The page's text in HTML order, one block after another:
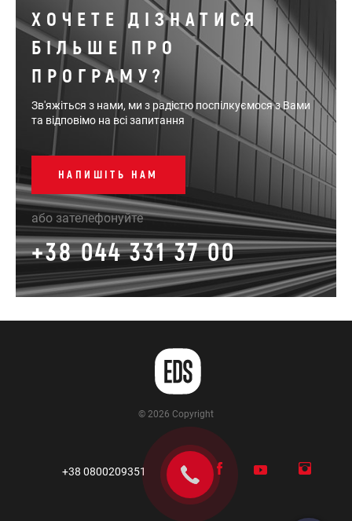
ХОЧЕТЕ ДІЗНАТИСЯ
БІЛЬШЕ ПРО
ПРОГРАМУ?
Зв'яжіться з нами, ми з радістю поспілкуємося з Вами
та відповімо на всі запитання
НАПИШІТЬ НАМ
або зателефонуйте
+38 044 331 37 00
© 2026 Copyright
+38 0800209351